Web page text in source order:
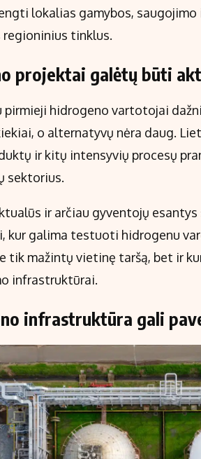
lokalias gamybos,
tinklus.
projektai galėtų būti
pirmieji hidrogeno vartotojai
o alternatyvų nėra daug.
ir kitų intensyvių procesų
sektorius.
ir arčiau gyventojų
kur galima testuoti hidrogenu
tik mažintų vietinę taršą, bet ir
infrastruktūrai.
infrastruktūra gali